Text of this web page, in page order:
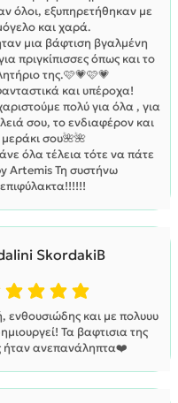
όλοι, εξυπηρετήθηκαν με
και χαρά.
μια βάφτιση βγαλμένη
πριγκίπισσες όπως και το
της.🩷💗🩷💗
και υπέροχα!
πολύ για όλα , για
σου, το ενδιαφέρον και
μεράκι σου🌺🌺
όλα τέλεια τότε να πάτε
Artemis Τη συστήνω
SkordakiB
η μέση βαθμολογία είναι
ενθουσιώδης και με πολυυυ
Τα βαφτισια της
ήταν ανεπανάληπτα❤️